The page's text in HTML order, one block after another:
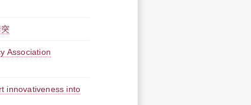
Association
innovativeness into